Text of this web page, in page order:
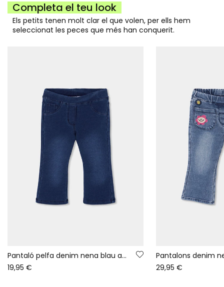
Completa el teu look
Els petits tenen molt clar el que volen, per ells hem
seleccionat les peces que més han conquerit.
Pantaló pelfa denim nena blau acampanat
19,95 €
29,95 €